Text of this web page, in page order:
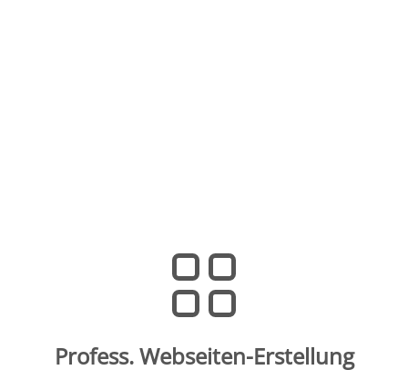
Profess. Webseiten-Erstellung